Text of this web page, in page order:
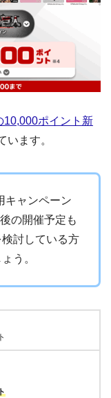
10,000ポイント新
います。
キャンペーン
の開催予定も
討している方
う。